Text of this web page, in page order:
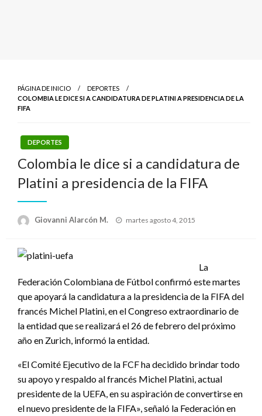
PÁGINA DE INICIO
DEPORTES
COLOMBIA LE DICE SI A CANDIDATURA DE PLATINI A PRESIDENCIA DE LA
FIFA
DEPORTES
Colombia le dice si a candidatura de
Platini a presidencia de la FIFA
Giovanni Alarcón M.
Publicado
martes agosto 4, 2015
La
Federación Colombiana de Fútbol confirmó este martes
que apoyará la candidatura a la presidencia de la FIFA del
francés Michel Platini, en el Congreso extraordinario de
la entidad que se realizará el 26 de febrero del próximo
año en Zurich, informó la entidad.
«El Comité Ejecutivo de la FCF ha decidido brindar todo
su apoyo y respaldo al francés Michel Platini, actual
presidente de la UEFA, en su aspiración de convertirse en
el nuevo presidente de la FIFA», señaló la Federación en